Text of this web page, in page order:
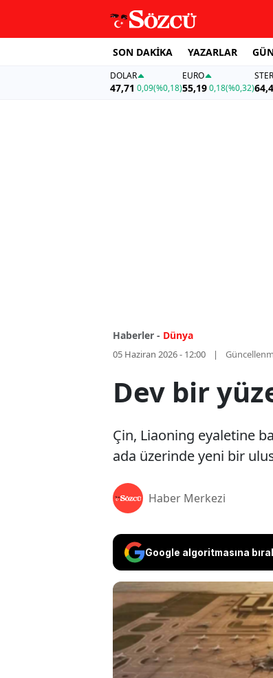
SON DAKİKA YAZARLAR
DOLAR
47,71 0,09(%0,18)
EURO
55,19 0,18(%0,32)
Haberler - Dünya
05 Haziran 2026 - 12:00
Dev bir
Çin, Liaoning eyaletine
ada üzerinde yeni bir
Haber Merkezi
Google algoritmasına